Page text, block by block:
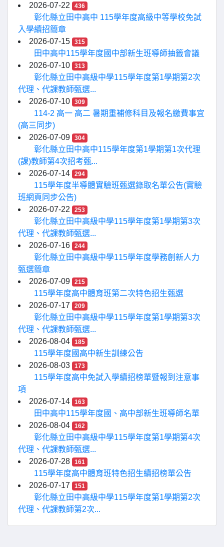
2026-07-22 436
彰化縣立田中高中 115學年度高級中等學校免試
入學續招簡章
2026-07-15
315
田中高中115學年度國中部新生班導師抽籤會議
2026-07-10
313
彰化縣立田中高級中學115學年度第1學期第2次
代理、代課教師甄選...
2026-07-10
309
114-2 高一 高二 暑期重補修科目及報名繳費事宜
(高三同步)
2026-07-09
304
彰化縣立田中高中115學年度第1學期第1次代理
(課)教師第4次招考甄...
2026-07-14
294
115學年度半導體實驗班甄選錄取名單公告(實驗
班網頁同步公告)
2026-07-22
253
彰化縣立田中高級中學115學年度第1學期第3次
代理、代課教師甄選...
2026-07-16
244
彰化縣立田中高級中學115學年度學務創新人力
甄選簡章
2026-07-09
215
115學年度高中體育班第二次特色招生甄選
2026-07-17
209
彰化縣立田中高級中學115學年度第1學期第3次
代理、代課教師甄選...
2026-08-04
185
115學年度國高中新生訓練公告
2026-08-03
173
115學年度高中免試入學續招榜單暨報到注意事
項
2026-07-14
163
田中高中115學年度國、高中部新生班導師名單
2026-08-04
162
彰化縣立田中高級中學115學年度第1學期第4次
代理、代課教師甄選...
2026-07-28
161
115學年度高中體育班特色招生續招榜單公告
2026-07-17
151
彰化縣立田中高級中學115學年度第1學期第2次
代理、代課教師第2次...